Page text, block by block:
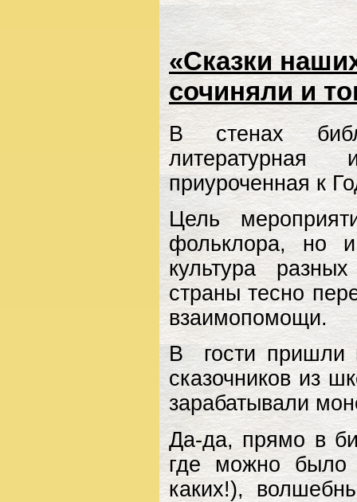
«Сказки
сочиняли и
В стенах
приуроченная к
Цель
фольклора, но
культура
страны тесно
взаимопомощи.
В гости пришли
сказочников из
зарабатывали
Да-да, прямо в
где можно было
каких!),